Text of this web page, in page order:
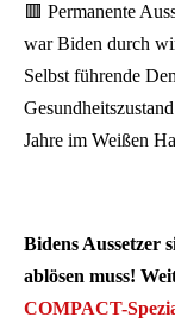
🟥 Permanente
war Biden durch
Selbst führende
Jahre im Weißen
Bidens Aussetzer
ablösen muss!
COMPACT-